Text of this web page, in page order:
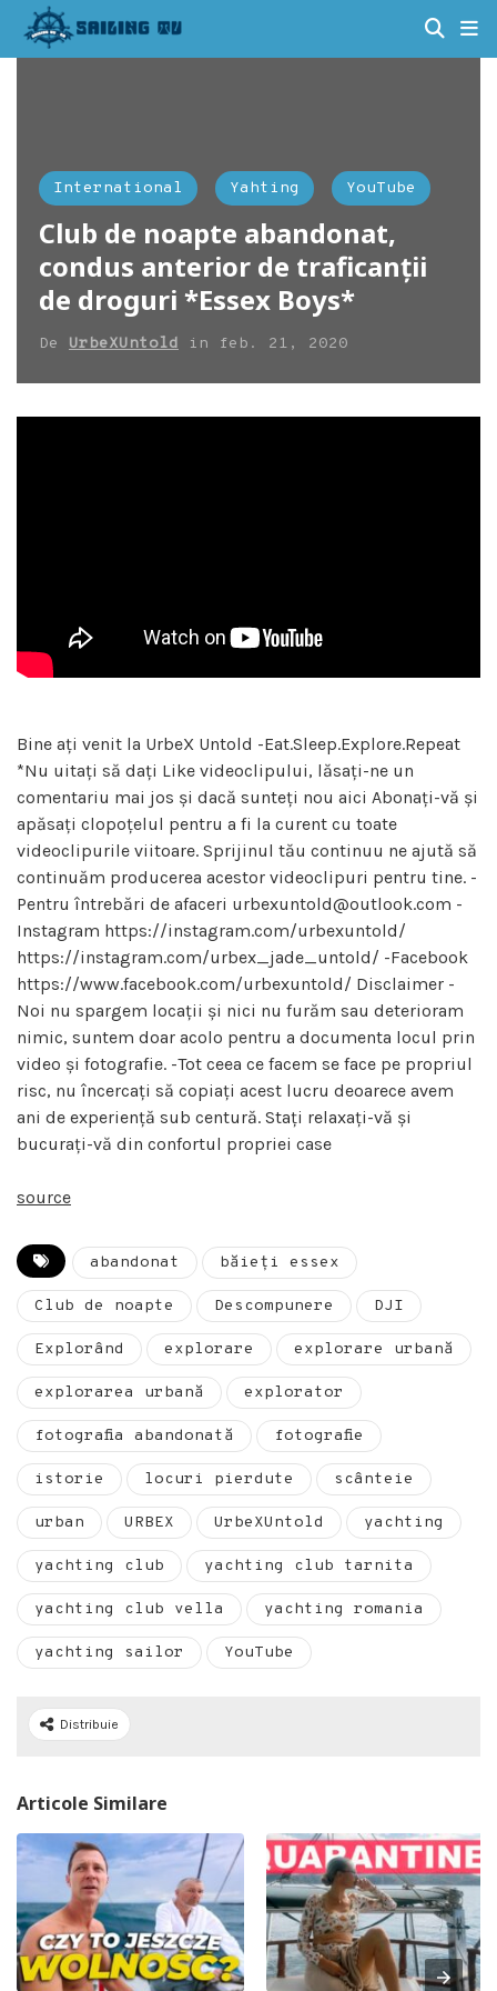
International Yahting YouTube
Club de noapte abandonat,
condus anterior de traficanții
de droguri *Essex Boys*
De UrbeXUntold in feb. 21, 2020
Bine ați venit la UrbeX Untold -Eat.Sleep.Explore.Repeat
*Nu uitați să dați Like videoclipului, lăsați-ne un
comentariu mai jos și dacă sunteți nou aici Abonați-vă și
apăsați clopoțelul pentru a fi la curent cu toate
videoclipurile viitoare. Sprijinul tău continuu ne ajută să
continuăm producerea acestor videoclipuri pentru tine. -
Pentru întrebări de afaceri urbexuntold@outlook.com -
Instagram https://instagram.com/urbexuntold/
https://instagram.com/urbex_jade_untold/ -Facebook
https://www.facebook.com/urbexuntold/ Disclaimer -
Noi nu spargem locații și nici nu furăm sau deterioram
nimic, suntem doar acolo pentru a documenta locul prin
video și fotografie. -Tot ceea ce facem se face pe propriul
risc, nu încercați să copiați acest lucru deoarece avem
ani de experiență sub centură. Stați relaxați-vă și
bucurați-vă din confortul propriei case
source
abandonat băieți essex
Club de noapte Descompunere DJI
Explorând explorare explorare urbană
explorarea urbană explorator
fotografia abandonată fotografie
istorie locuri pierdute scânteie
urban URBEX UrbeXUntold yachting
yachting club yachting club tarnita
yachting club vella yachting romania
yachting sailor YouTube
Distribuie
Articole Similare